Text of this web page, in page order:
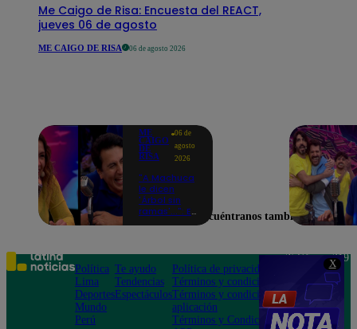
X
Me Caigo de Risa: Encuesta del REACT,
jueves 06 de agosto
ME CAIGO DE RISA 06 de agosto 2026
ME
CAIGO
DE
RISA
06 de
agosto
2026
"A Machuca
le dicen
'Árbol sin
ramas'...": El
hizo
explotar de
risa a todos
Encuéntranos también en
Política
Lima
Deportes
Mundo
Perú
Te ayudo
Tendencias
Espectáculos
Política de privacidad
Términos y condiciones
Términos y condiciones
aplicación
Términos y Condiciones
Teléfono: 219
Av. San
Felipe 968
Jesús María